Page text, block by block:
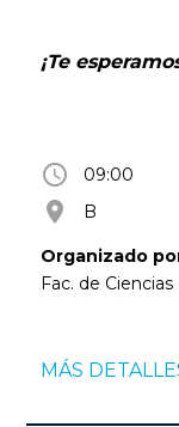
¡Te
access_time 09:00
room B
Organizado
Fac. de Ciencias
MÁS